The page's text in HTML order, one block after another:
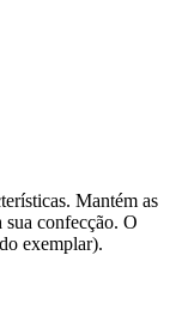
Mantém as
sua confecção. O
do exemplar).